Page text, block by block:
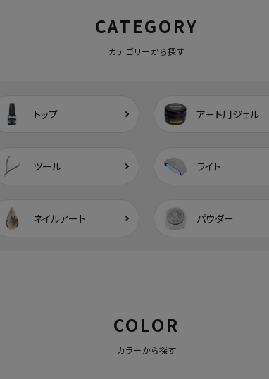
CATEGORY
カテゴリーから探す
トップ アート用ジェル
ツール ライト
ネイルアート パウダー
COLOR
カラーから探す